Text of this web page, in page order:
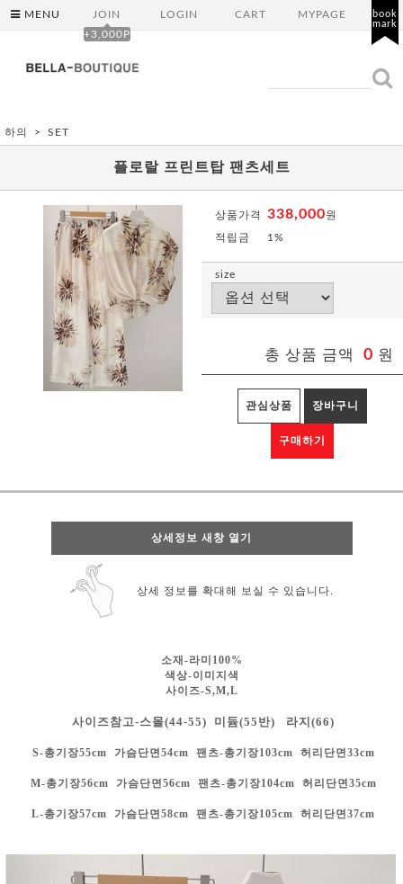
MENU
JOIN
+3,000P
LOGIN CART MYPAGE
book
mark
하의 SET
플로랄 프린트탑 팬츠세트
상품가격 338,000원
적립금 1%
size
총 상품 금액 0 원
관심상품 장바구니
구매하기
상세정보 새창 열기
상세 정보를 확대해 보실 수 있습니다.
소재-라미100%
색상-이미지색
사이즈-S,M,L
사이즈참고-스몰(44-55) 미듐(55반) 라지(66)
S-총기장55cm 가슴단면54cm 팬츠-총기장103cm 허리단면33cm
M-총기장56cm 가슴단면56cm 팬츠-총기장104cm 허리단면35cm
L-총기장57cm 가슴단면58cm 팬츠-총기장105cm 허리단면37cm